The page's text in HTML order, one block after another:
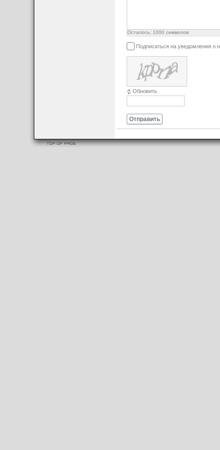
Осталось: 1000 символов
Подписаться на уведомления о
Обновить
Отправить